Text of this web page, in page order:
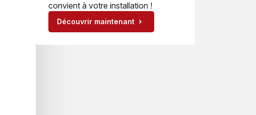
convient à votre installation !
Découvrir maintenant